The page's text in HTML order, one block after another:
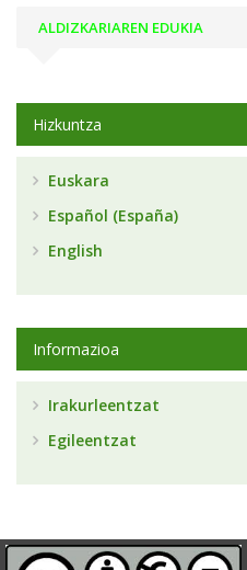
ALDIZKARIAREN EDUKIA
Hizkuntza
Euskara
Español (España)
English
Informazioa
Irakurleentzat
Egileentzat